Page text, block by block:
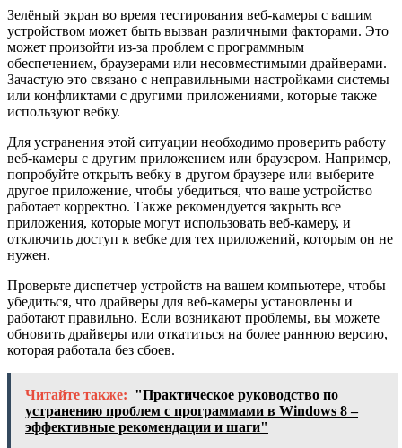
Зелёный экран во время тестирования веб-камеры с вашим
устройством может быть вызван различными факторами. Это
может произойти из-за проблем с программным
обеспечением, браузерами или несовместимыми драйверами.
Зачастую это связано с неправильными настройками системы
или конфликтами с другими приложениями, которые также
используют вебку.
Для устранения этой ситуации необходимо проверить работу
веб-камеры с другим приложением или браузером. Например,
попробуйте открыть вебку в другом браузере или выберите
другое приложение, чтобы убедиться, что ваше устройство
работает корректно. Также рекомендуется закрыть все
приложения, которые могут использовать веб-камеру, и
отключить доступ к вебке для тех приложений, которым он не
нужен.
Проверьте диспетчер устройств на вашем компьютере, чтобы
убедиться, что драйверы для веб-камеры установлены и
работают правильно. Если возникают проблемы, вы можете
обновить драйверы или откатиться на более раннюю версию,
которая работала без сбоев.
Читайте также: "Практическое руководство по
устранению проблем с программами в Windows 8 –
эффективные рекомендации и шаги"